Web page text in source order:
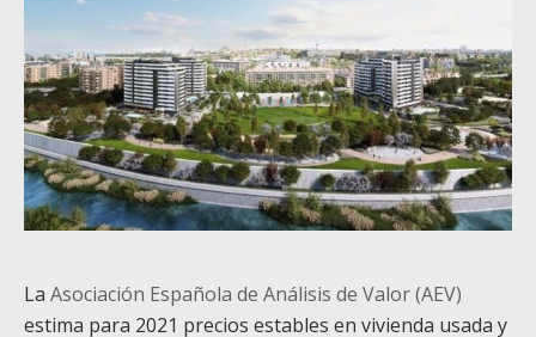
La Asociación Española de Análisis de Valor (AEV)
estima para 2021 precios estables en vivienda usada y